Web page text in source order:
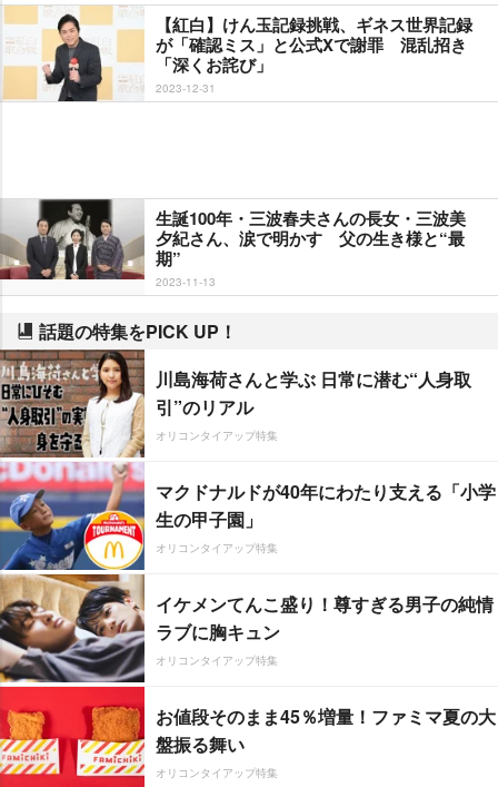
【紅白】けん玉記録挑戦、ギネス世界記録
が「確認ミス」と公式Xで謝罪 混乱招き
「深くお詫び」
2023-12-31
生誕100年・三波春夫さんの長女・三波美
夕紀さん、涙で明かす 父の生き様と“最
期”
2023-11-13
話題の特集をPICK UP！
川島海荷さんと学ぶ 日常に潜む“人身取
引”のリアル
オリコンタイアップ特集
マクドナルドが40年にわたり支える「小学
生の甲子園」
オリコンタイアップ特集
イケメンてんこ盛り！尊すぎる男子の純情
ラブに胸キュン
オリコンタイアップ特集
お値段そのまま45％増量！ファミマ夏の大
盤振る舞い
オリコンタイアップ特集